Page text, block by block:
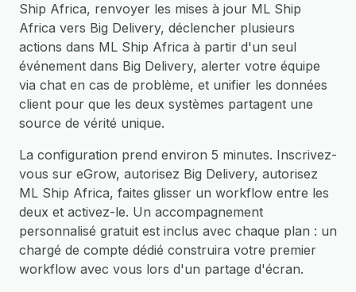
Ship Africa, renvoyer les mises à jour ML Ship
Africa vers Big Delivery, déclencher plusieurs
actions dans ML Ship Africa à partir d'un seul
événement dans Big Delivery, alerter votre équipe
via chat en cas de problème, et unifier les données
client pour que les deux systèmes partagent une
source de vérité unique.
La configuration prend environ 5 minutes. Inscrivez-
vous sur eGrow, autorisez Big Delivery, autorisez
ML Ship Africa, faites glisser un workflow entre les
deux et activez-le. Un accompagnement
personnalisé gratuit est inclus avec chaque plan : un
chargé de compte dédié construira votre premier
workflow avec vous lors d'un partage d'écran.